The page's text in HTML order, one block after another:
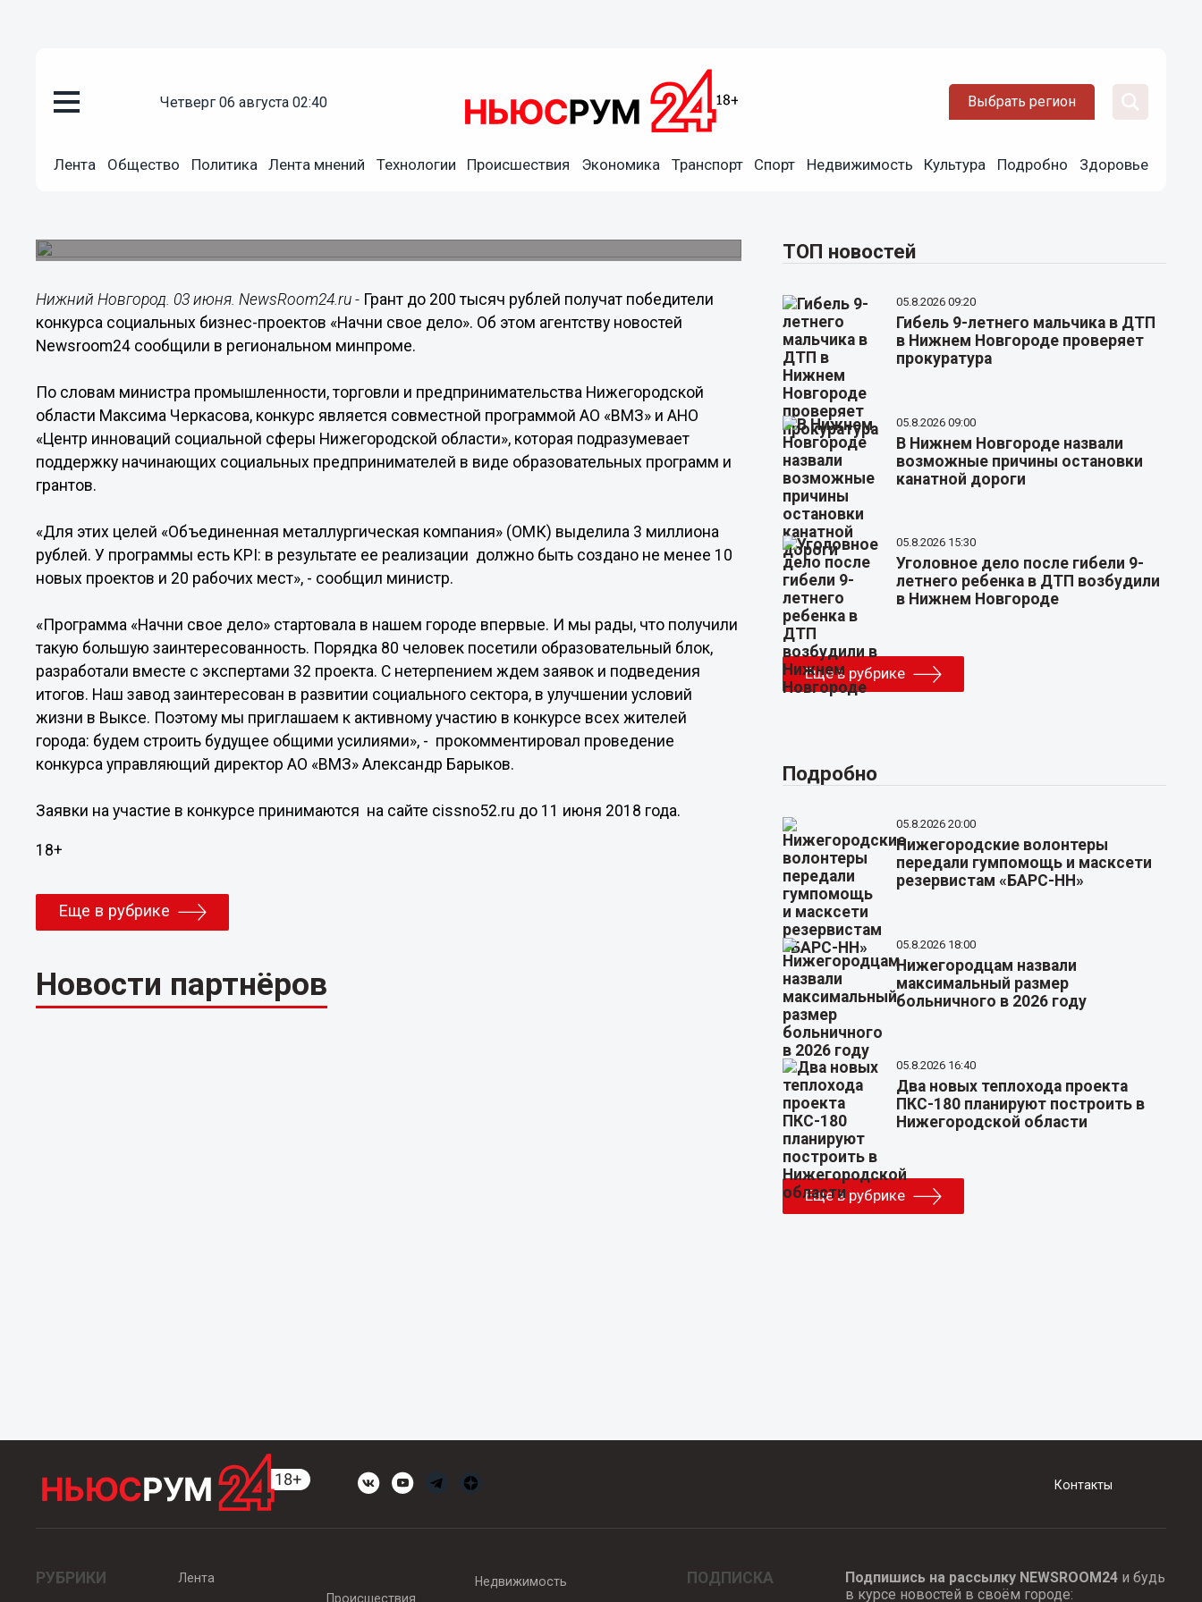
четверг 06 августа 02:40 Выбрать регион
Лента Общество Политика Лента мнений Технологии Происшествия Экономика Транспорт Спорт Недвижимость Культура Подробно Здоровье
До 200 тысяч рублей вручат победителям конкурса
Нижний Новгород. 03 июня. NewsRoom24.ru - Грант до 200 тысяч рублей получат победители
конкурса социальных бизнес-проектов «Начни свое дело». Об этом агентству новостей
Newsroom24 сообщили в региональном минпроме.
По словам министра промышленности, торговли и предпринимательства Нижегородской
области Максима Черкасова, конкурс является совместной программой АО «ВМЗ» и АНО
«Центр инноваций социальной сферы Нижегородской области», которая подразумевает
поддержку начинающих социальных предпринимателей в виде образовательных программ и
грантов.
«Для этих целей «Объединенная металлургическая компания» (ОМК) выделила 3 миллиона
рублей. У программы есть KPI: в результате ее реализации должно быть создано не менее 10
новых проектов и 20 рабочих мест», - сообщил министр.
«Программа «Начни свое дело» стартовала в нашем городе впервые. И мы рады, что получили
такую большую заинтересованность. Порядка 80 человек посетили образовательный блок,
разработали вместе с экспертами 32 проекта. С нетерпением ждем заявок и подведения
итогов. Наш завод заинтересован в развитии социального сектора, в улучшении условий
жизни в Выксе. Поэтому мы приглашаем к активному участию в конкурсе всех жителей
города: будем строить будущее общими усилиями», - прокомментировал проведение
конкурса управляющий директор АО «ВМЗ» Александр Барыков.
Заявки на участие в конкурсе принимаются на сайте cissno52.ru до 11 июня 2018 года.
18+
Еще в рубрике
Новости партнёров
ТОП новостей
05.8.2026 09:20
Гибель 9-летнего мальчика в ДТП
в Нижнем Новгороде проверяет
прокуратура
05.8.2026 09:00
В Нижнем Новгороде назвали
возможные причины остановки
канатной дороги
05.8.2026 15:30
Уголовное дело после гибели 9-
летнего ребенка в ДТП возбудили
в Нижнем Новгороде
Еще в рубрике
Подробно
05.8.2026 20:00
Нижегородские волонтеры
передали гумпомощь и масксети
резервистам «БАРС-НН»
05.8.2026 18:00
Нижегородцам назвали
максимальный размер
больничного в 2026 году
05.8.2026 16:40
Два новых теплохода проекта
ПКС-180 планируют построить в
Нижегородской области
Еще в рубрике
Контакты
РУБРИКИ
Лента
Происшествия
Недвижимость ПОДПИСКА Подпишись на рассылку NEWSROOM24и будь
в курсе новостей в своём городе: